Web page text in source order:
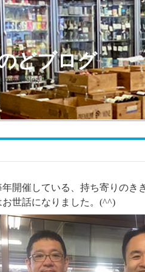
どブログ
doblog/
開催している、持ち寄りのき
世話になりました。(^^)